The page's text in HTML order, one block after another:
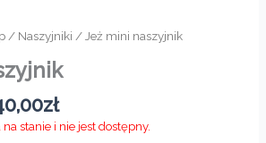
/ Naszyjniki / Jeż mini naszyjnik
złZakres
cen:
stanie i nie jest dostępny.